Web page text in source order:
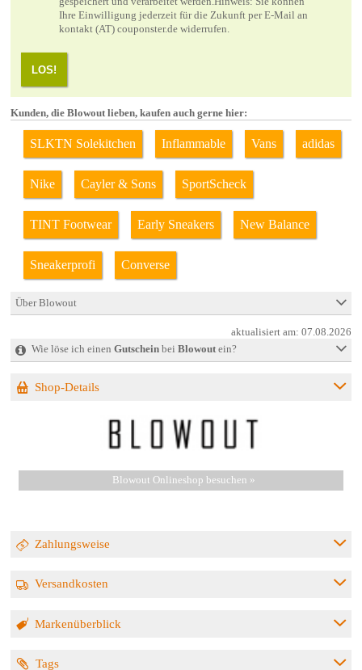
Ihre Einwilligung jederzeit für die Zukunft per E-Mail an
kontakt (AT) couponster.de widerrufen.
LOS!
Kunden, die Blowout lieben, kaufen auch gerne hier:
SLKTN Solekitchen Inflammable Vans adidas
Nike Cayler & Sons SportScheck
TINT Footwear Early Sneakers New Balance
Sneakerprofi Converse
Über Blowout
aktualisiert am:07.08.2026
Wie löse ich einen Gutscheinbei Blowoutein?
Shop-Details
Blowout Onlineshop besuchen »
Zahlungsweise
Versandkosten
Markenüberblick
Tags